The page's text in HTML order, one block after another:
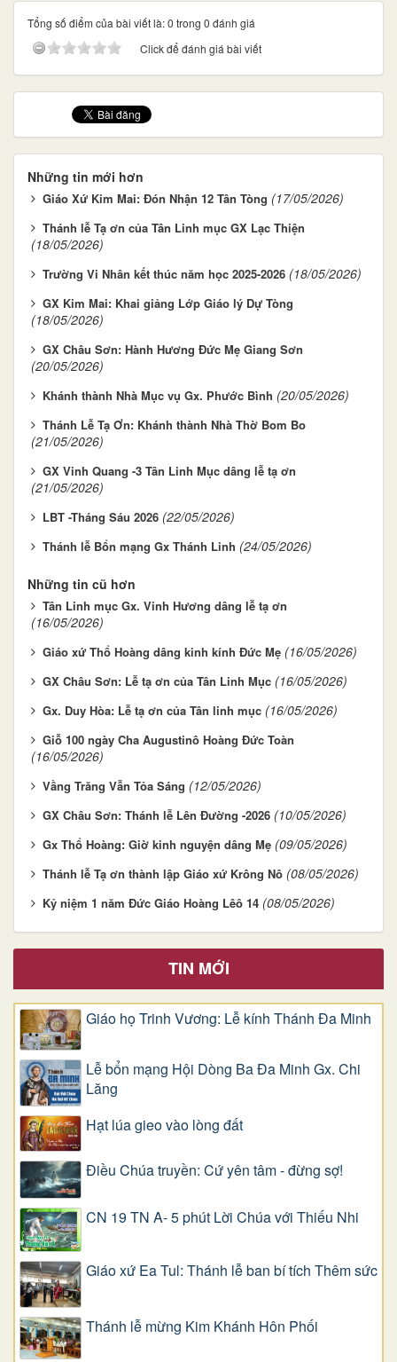
Tổng số điểm của bài viết là: 0 trong 0 đánh giá
Click để đánh giá bài viết
Những tin mới hơn
Giáo Xứ Kim Mai: Đón Nhận 12 Tân Tòng (17/05/2026)
Thánh lễ Tạ ơn của Tân Linh mục GX Lạc Thiện
(18/05/2026)
Trường Vi Nhân kết thúc năm học 2025-2026 (18/05/2026)
GX Kim Mai: Khai giảng Lớp Giáo lý Dự Tòng
(18/05/2026)
GX Châu Sơn: Hành Hương Đức Mẹ Giang Sơn
(20/05/2026)
Khánh thành Nhà Mục vụ Gx. Phước Bình (20/05/2026)
Thánh Lễ Tạ Ơn: Khánh thành Nhà Thờ Bom Bo
(21/05/2026)
GX Vinh Quang -3 Tân Linh Mục dâng lễ tạ ơn
(21/05/2026)
LBT -Tháng Sáu 2026 (22/05/2026)
Thánh lễ Bổn mạng Gx Thánh Linh (24/05/2026)
Những tin cũ hơn
Tân Linh mục Gx. Vinh Hương dâng lễ tạ ơn
(16/05/2026)
Giáo xứ Thổ Hoàng dâng kinh kính Đức Mẹ (16/05/2026)
GX Châu Sơn: Lễ tạ ơn của Tân Linh Mục (16/05/2026)
Gx. Duy Hòa: Lễ tạ ơn của Tân linh mục (16/05/2026)
Giỗ 100 ngày Cha Augustinô Hoàng Đức Toàn
(16/05/2026)
Vầng Trăng Vẫn Tỏa Sáng (12/05/2026)
GX Châu Sơn: Thánh lễ Lên Đường -2026 (10/05/2026)
Gx Thổ Hoàng: Giờ kinh nguyện dâng Mẹ (09/05/2026)
Thánh lễ Tạ ơn thành lập Giáo xứ Krông Nô (08/05/2026)
Kỷ niệm 1 năm Đức Giáo Hoàng Lêô 14 (08/05/2026)
TIN MỚI
Giáo họ Trinh Vương: Lễ kính Thánh Đa Minh
Lễ bổn mạng Hội Dòng Ba Đa Minh Gx. Chi
Lăng
Hạt lúa gieo vào lòng đất
Điều Chúa truyền: Cứ yên tâm - đừng sợ!
CN 19 TN A- 5 phút Lời Chúa với Thiếu Nhi
Giáo xứ Ea Tul: Thánh lễ ban bí tích Thêm sức
Thánh lễ mừng Kim Khánh Hôn Phối